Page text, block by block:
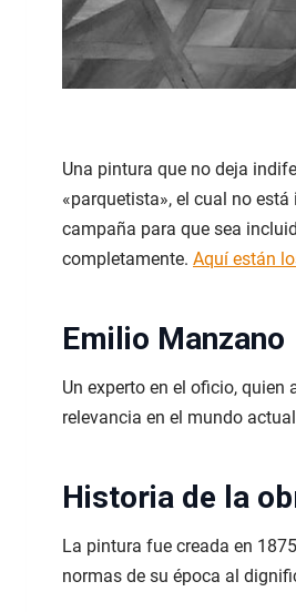
Una pintura que no deja
«parquetista», el cual no
campaña para que sea
completamente. Aquí están
Emilio Manzano
Un experto en el oficio,
relevancia en el mundo
Historia de la
La pintura fue creada en
normas de su época al